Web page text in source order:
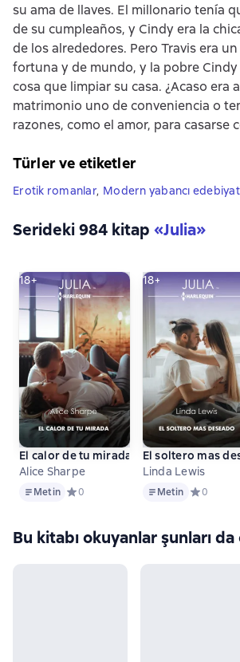
su ama de llaves. El millonario tenía
de su cumpleaños, y Cindy era la
de los alrededores. Pero Travis era
fortuna y de mundo, y la pobre
cosa que limpiar su casa. ¿Acaso era
matrimonio uno de conveniencia o
razones, como el amor, para casarse
Türler ve etiketler
Erotik romanlar, Modern yabancı edebiyat
Serideki 984 kitap «Julia»
18+
El calor de tu mirada
Alice Sharpe
MetinMetin Средний рейтинг 0 на основе 0
0
18+
El soltero mas
Linda Lewis
MetinMetin Средний
0
Bu kitabı okuyanlar şunları